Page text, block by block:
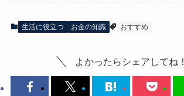
生活に役立つ お金の知識 おすすめ
よかったらシェアしてね！